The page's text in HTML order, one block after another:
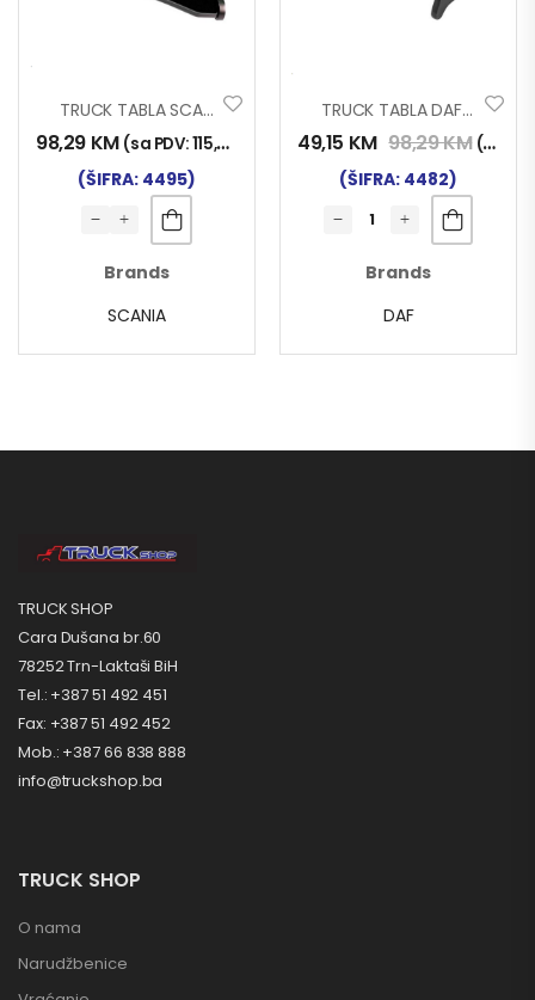
TRUCK TABLA SCANIA L SERIE 4 95>04
98,29 KM (sa PDV:115,00
(ŠIFRA: 4495)
Brands
SCANIA
TRUCK TABLA DAF XF95 01>07
49,15 KM 98,29KM (sa PDV:
(ŠIFRA: 4482)
Brands
DAF
TRUCK SHOP
Cara Dušana br.60
78252 Trn-Laktaši BiH
Tel.: +387 51 492 451
Fax: +387 51 492 452
Mob.: +387 66 838 888
info@truckshop.ba
TRUCK SHOP
O nama
Narudžbenice